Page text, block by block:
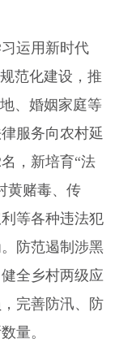
运用新时代
范化建设，推
、婚姻家庭等
服务向农村延
名，新培育“法
黄赌毒、传
等各种违法犯
防范遏制涉黑
全乡村两级应
完善防汛、防
量。